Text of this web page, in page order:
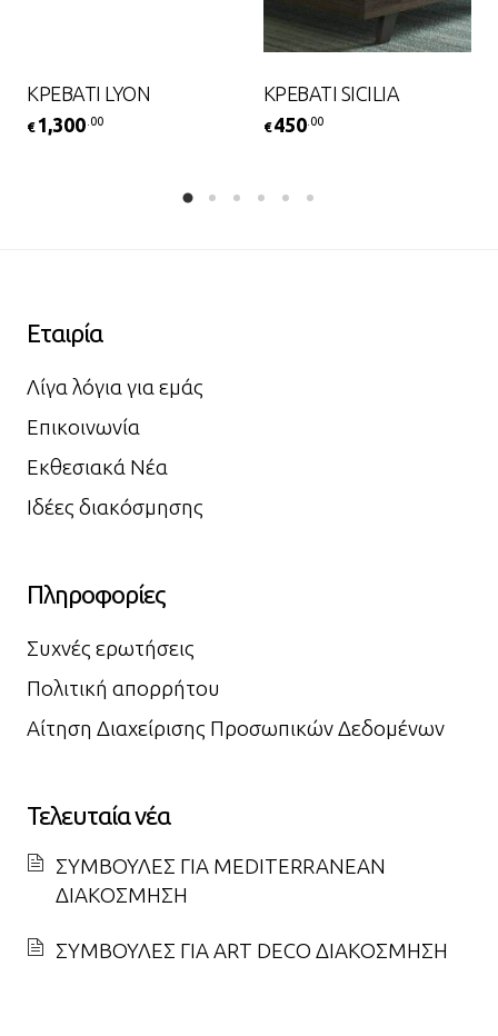
ΚΡΕΒΑΤΙ LYON
€ 1,300 .00
ΚΡΕΒΑΤΙ SICILIA
€ 450 .00
Εταιρία
Λίγα λόγια για εμάς
Επικοινωνία
Εκθεσιακά Νέα
Ιδέες διακόσμησης
Πληροφορίες
Συχνές ερωτήσεις
Πολιτική απορρήτου
Αίτηση Διαχείρισης Προσωπικών Δεδομένων
Τελευταία νέα
ΣΥΜΒΟΥΛΕΣ ΓΙΑ MEDITERRANEAN
ΔΙΑΚΟΣΜΗΣΗ
ΣΥΜΒΟΥΛΕΣ ΓΙΑ ART DECO ΔΙΑΚΟΣΜΗΣΗ